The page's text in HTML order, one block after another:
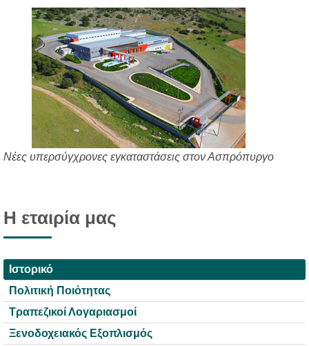
Νέες υπερσύγχρονες εγκαταστάσεις στον Ασπρόπυργο
Η εταιρία μας
Ιστορικό
Πολιτική Ποιότητας
Τραπεζικοί Λογαριασμοί
Ξενοδοχειακός Εξοπλισμός